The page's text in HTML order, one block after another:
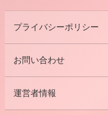
プライバシーポリシー
お問い合わせ
運営者情報